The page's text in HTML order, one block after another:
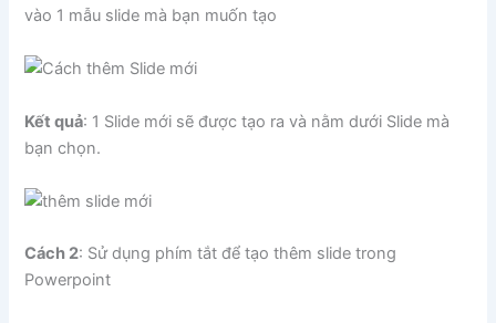
vào 1 mẫu slide mà bạn muốn tạo
Kết quả: 1 Slide mới sẽ được tạo ra và nằm dưới Slide mà
bạn chọn.
Cách 2: Sử dụng phím tắt để tạo thêm slide trong
Powerpoint